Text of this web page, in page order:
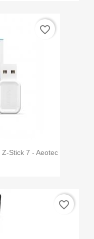
Stick 7 - Aeotec
favorite_border
favorite_border